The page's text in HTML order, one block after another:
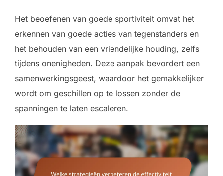
Het beoefenen van goede sportiviteit omvat het
erkennen van goede acties van tegenstanders en
het behouden van een vriendelijke houding, zelfs
tijdens onenigheden. Deze aanpak bevordert een
samenwerkingsgeest, waardoor het gemakkelijker
wordt om geschillen op te lossen zonder de
spanningen te laten escaleren.